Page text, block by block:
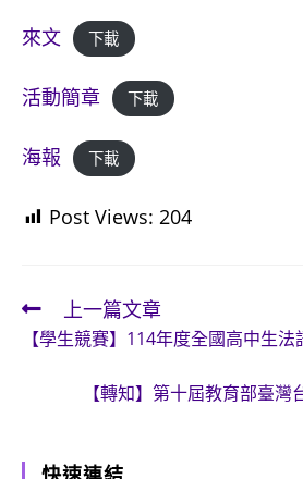
來文 下載
活動簡章 下載
海報 下載
Post Views: 204
Read
more
articles
上一篇文章
【學生競賽】114年度全國高中生
【轉知】第十屆教育部臺